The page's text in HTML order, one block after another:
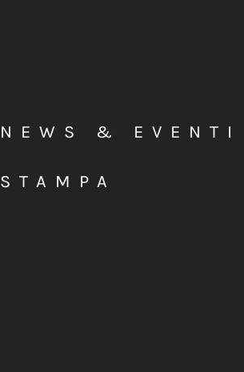
NEWS & EVENTI
STAMPA